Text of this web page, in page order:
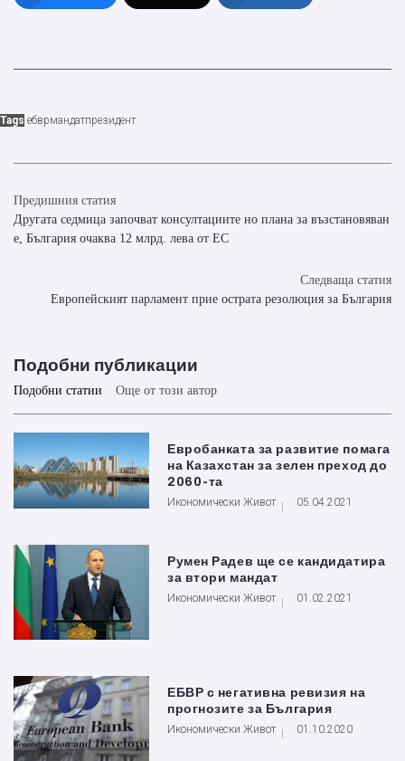
Tags ебврмандатпрезидент
Предишния статия
Другата седмица започват консултациите но плана за възстановяван
е, България очаква 12 млрд. лева от ЕС
Следваща статия
Европейският парламент прие острата резолюция за България
Подобни публикации
Подобни статии Още от този автор
Евробанката за развитие помага
на Казахстан за зелен преход до
2060-та
Икономически Живот 05.04.2021
Румен Радев ще се кандидатира
за втори мандат
Икономически Живот 01.02.2021
ЕБВР с негативна ревизия на
прогнозите за България
Икономически Живот 01.10.2020